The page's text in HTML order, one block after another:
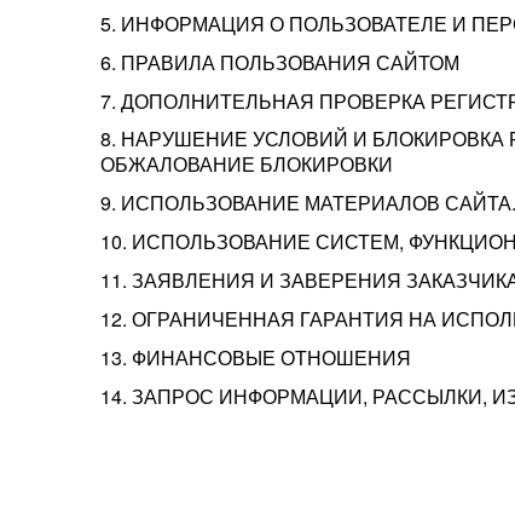
5. ИНФОРМАЦИЯ О ПОЛЬЗОВАТЕЛЕ И
6. ПРАВИЛА ПОЛЬЗОВАНИЯ САЙТОМ
7. ДОПОЛНИТЕЛЬНАЯ ПРОВЕРКА
8. НАРУШЕНИЕ УСЛОВИЙ И
ОБЖАЛОВАНИЕ БЛОКИРОВКИ
9. ИСПОЛЬЗОВАНИЕ МАТЕРИАЛОВ
10. ИСПОЛЬЗОВАНИЕ СИСТЕМ,
11. ЗАЯВЛЕНИЯ И ЗАВЕРЕНИЯ
12. ОГРАНИЧЕННАЯ ГАРАНТИЯ НА
13. ФИНАНСОВЫЕ ОТНОШЕНИЯ
14. ЗАПРОС ИНФОРМАЦИИ, РАССЫЛКИ,